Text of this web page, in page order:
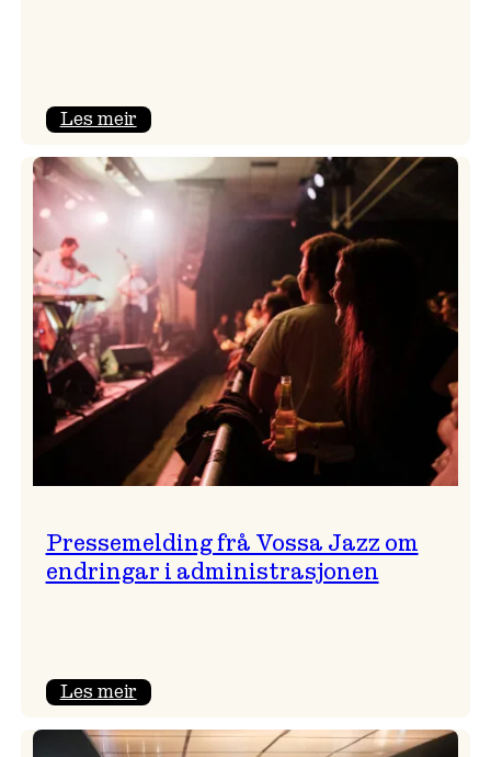
Les meir:
Jazz
søkjer
Pressemelding frå Vossa Jazz om
endringar i administrasjonen
Les meir:
frå